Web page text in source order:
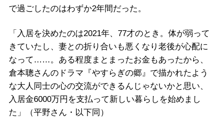
で過ごしたのはわずか2年間だった。
「入居を決めたのは2021年、77才のとき。体が弱って
きていたし、妻との折り合いも悪くなり老後が心配に
なって……。ある程度まとまったお金もあったから、
倉本聰さんのドラマ『やすらぎの郷』で描かれたよう
な大人同士の心の交流ができるんじゃないかと思い、
入居金6000万円を支払って新しい暮らしを始めまし
た」（平野さん・以下同）